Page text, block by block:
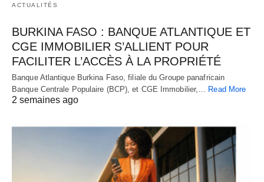
ACTUALITÉS
BURKINA FASO : BANQUE ATLANTIQUE ET
CGE IMMOBILIER S’ALLIENT POUR
FACILITER L’ACCÈS À LA PROPRIÉTÉ
Banque Atlantique Burkina Faso, filiale du Groupe panafricain
Banque Centrale Populaire (BCP), et CGE Immobilier,… Read More
2 semaines ago